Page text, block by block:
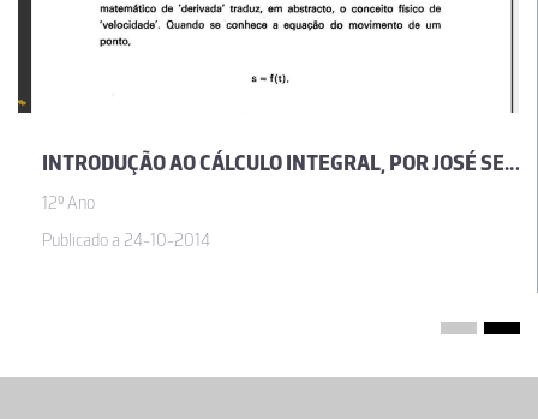
INTRODUÇÃO AO CÁLCULO INTEGRAL, POR JOSÉ SEBASTIÃO E SILVA
12º Ano
Publicado a 24-10-2014